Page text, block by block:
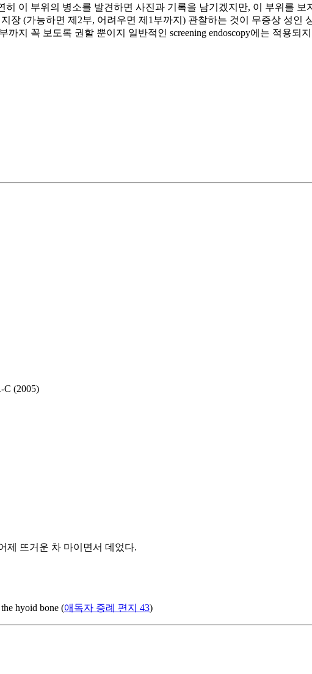
이 부위의 병소를 발견하면 사진과 기록을 남기겠지만, 이 부위를
장 (가능하면 제2부, 어려우면 제1부까지) 관찰하는 것이 무증상 성인
지 꼭 보도록 권할 뿐이지 일반적인 screening endoscopy에는 적용되
C (2005)
제 뜨거운 차 마이면서 데었다.
hyoid bone (애독자 증례 편지 43)